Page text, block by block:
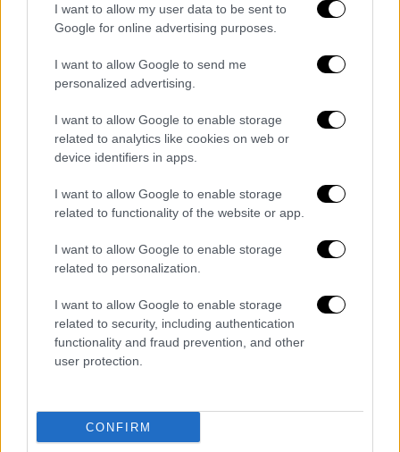
I want to allow my user data to be sent to
Google for online advertising purposes.
I want to allow Google to send me
personalized advertising.
I want to allow Google to enable storage
related to analytics like cookies on web or
device identifiers in apps.
I want to allow Google to enable storage
related to functionality of the website or app.
I want to allow Google to enable storage
related to personalization.
I want to allow Google to enable storage
related to security, including authentication
functionality and fraud prevention, and other
user protection.
CONFIRM
Αυτή η μετάβαση από την εθνική στη διεθνή
σκηνή μπορεί να σηματοδοτεί «το τελευταίο
στάδιο προς τη διαδοχή», προσθέτει. Αν η
Τζου ΕδιαδεχθείτονΚιμ Γιονγκ Ουν,
η πρώτη γυναίκα που θα ηγηθεί της χώρας
από την ίδρυσή της το 1948. Οι ειδικοί
θεωρούν πως πρόκειται για έναν ελιγμό της
προβληθεί ηΤζου Ε.
«Δεν πρόκειται για ένα απλό οικογενειακό
ταξίδι, αλλά στην πραγματικότητα για μια
'είσοδό της στη σκηνή ως διαδόχου'»,
σύμφωνα με τονΛιμ Ελ-σουλ,καθηγητή στο
Ινστιτούτο Μελετών για την Άπω Ανατολή
ου πανεπιστημίουΚιουνγκνάμ .
Kim Ju-Ae is almost as tall as him.
pic.twitter.com/sKQ5YJqVR5